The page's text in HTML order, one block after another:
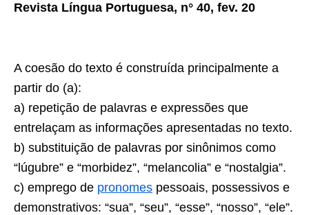
Revista Língua Portuguesa, n° 40, fev. 20
A coesão do texto é construída principalmente a
partir do (a):
a) repetição de palavras e expressões que
entrelaçam as informações apresentadas no texto.
b) substituição de palavras por sinônimos como
“lúgubre” e “morbidez”, “melancolia” e “nostalgia”.
c) emprego de pronomes pessoais, possessivos e
demonstrativos: “sua”, “seu”, “esse”, “nosso”, “ele”.